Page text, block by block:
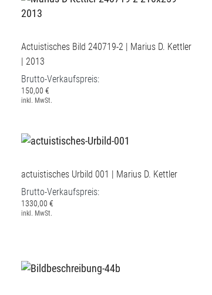
Actuistisches Bild 240719-2 | Marius D. Kettler
| 2013
Brutto-Verkaufspreis:
150,00 €
inkl. MwSt.
actuistisches Urbild 001 | Marius D. Kettler
Brutto-Verkaufspreis:
1330,00 €
inkl. MwSt.